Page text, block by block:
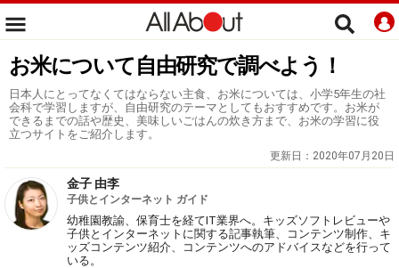
お米について自由研究で調べよう！
日本人にとってなくてはならない主食、お米については、小学5年生の社
会科で学習しますが、自由研究のテーマとしてもおすすめです。お米が
できるまでの話や歴史、美味しいごはんの炊き方まで、お米の学習に役
立つサイトをご紹介します。
更新日： 2020年07月20日
金子 由李
子供とインターネット ガイド
幼稚園教諭、保育士を経てIT業界へ。キッズソフトレビューや
子供とインターネットに関する記事執筆、コンテンツ制作、キ
ッズコンテンツ紹介、コンテンツへのアドバイスなどを行って
いる。